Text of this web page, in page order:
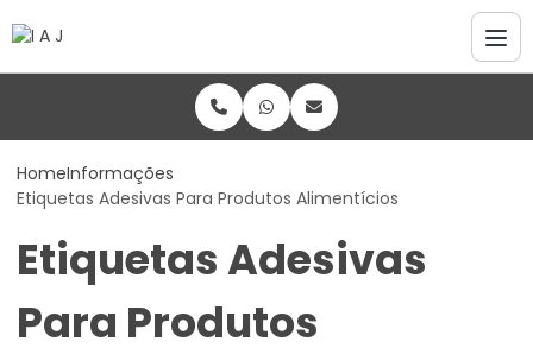
HomeInformações
Etiquetas Adesivas Para Produtos Alimentícios
Etiquetas Adesivas
Para Produtos